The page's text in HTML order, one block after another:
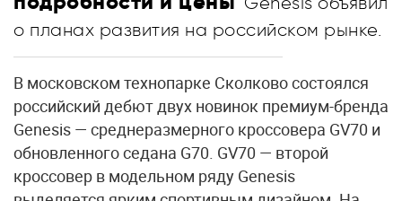
о планах развития на российском рынке.
В московском технопарке Сколково состоялся
российский дебют двух новинок премиум-бренда
Genesis — среднеразмерного кроссовера GV70 и
обновленного седана G70. GV70 — второй
кроссовер в модельном ряду Genesis